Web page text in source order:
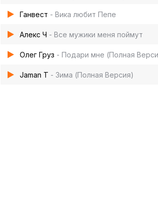
Ганвест - Вика любит Пепе
Алекс Ч - Все мужики меня поймут
Олег Груз - Подари мне (Полная
Jaman T - Зима (Полная Версия)